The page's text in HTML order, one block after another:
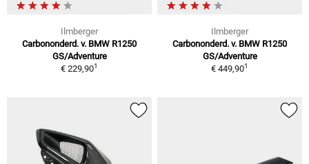
Ilmberger
Carbononderd. v. BMW R1250
GS/Adventure
€ 229,901
Ilmberger
Carbononderd. v. BMW R1250
GS/Adventure
€ 449,901